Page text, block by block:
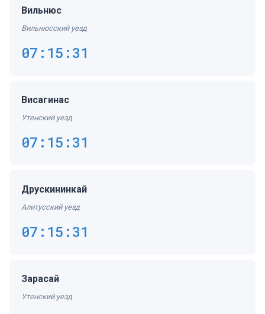
Вильнюс
Вильнюсский уезд
07:15:31
Висагинас
Утенский уезд
07:15:31
Друскининкай
Алитусский уезд
07:15:31
Зарасай
Утенский уезд